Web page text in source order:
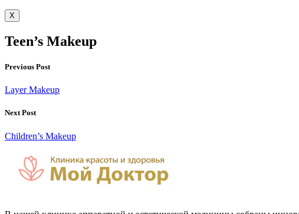
X
Teen’s Makeup
Previous Post
Layer Makeup
Next Post
Children’s Makeup